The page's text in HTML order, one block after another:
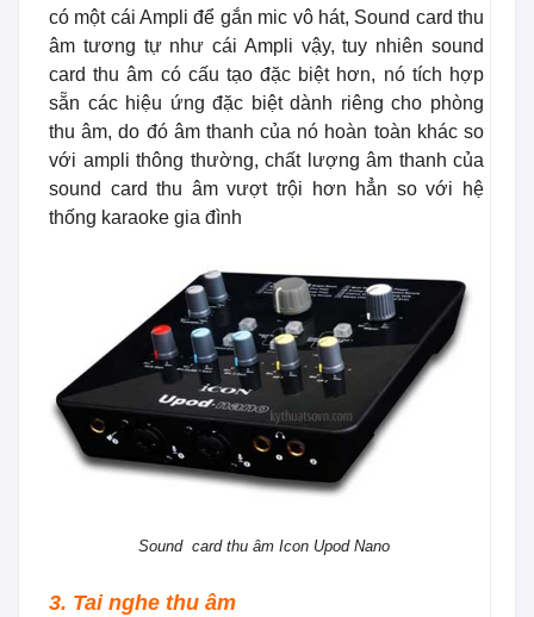
có một cái Ampli để gắn mic vô hát, Sound card thu
âm tương tự như cái Ampli vậy, tuy nhiên sound
card thu âm có cấu tạo đặc biệt hơn, nó tích hợp
sẵn các hiệu ứng đặc biệt dành riêng cho phòng
thu âm, do đó âm thanh của nó hoàn toàn khác so
với ampli thông thường, chất lượng âm thanh của
sound card thu âm vượt trội hơn hẳn so với hệ
thống karaoke gia đình
Sound card thu âm Icon Upod Nano
3. Tai nghe thu âm